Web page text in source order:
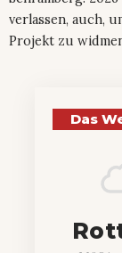
verlassen, auch,
Projekt zu
Das